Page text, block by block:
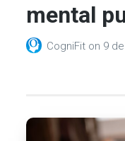
mental
CogniFit on 9